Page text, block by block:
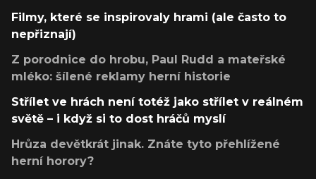
Filmy, které se inspirovaly hrami (ale často to
nepřiznají)
Z porodnice do hrobu, Paul Rudd a mateřské
mléko: šílené reklamy herní historie
Střílet ve hrách není totéž jako střílet v reálném
světě – i když si to dost hráčů myslí
Hrůza devětkrát jinak. Znáte tyto přehlížené
herní horory?